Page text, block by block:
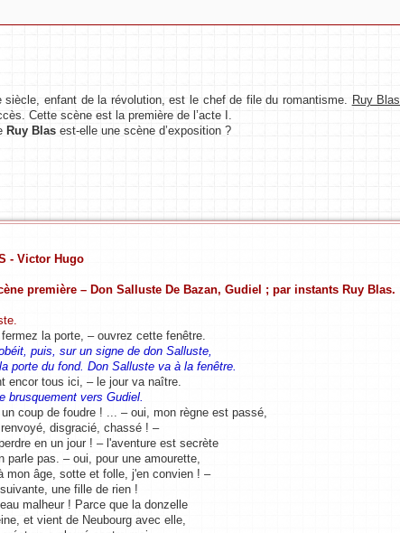
siècle, enfant de la révolution, est le chef de file du romantisme. Ruy Blas
Cette scène est la première de l’acte I.
Ruy Blas est-elle une scène d’exposition ?
- Victor Hugo
première – Don Salluste De Bazan, Gudiel ; par instants Ruy Blas.
la porte, – ouvrez cette fenêtre.
puis, sur un signe de don Salluste,
porte du fond. Don Salluste va à la fenêtre.
encor tous ici, – le jour va naître.
brusquement vers Gudiel.
coup de foudre ! ... – oui, mon règne est passé,
disgracié, chassé ! –
en un jour ! – l'aventure est secrète
parle pas. – oui, pour une amourette,
mon âge, sotte et folle, j'en convien ! –
une fille de rien !
malheur ! Parce que la donzelle
et vient de Neubourg avec elle,